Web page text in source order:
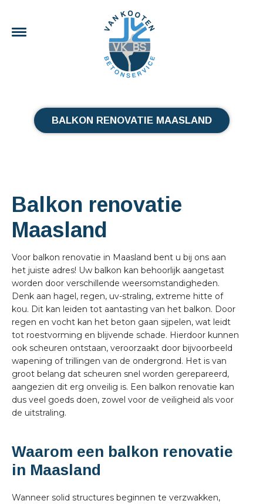
BALKON RENOVATIE MAASLAND
Balkon renovatie
Maasland
Voor balkon renovatie in Maasland bent u bij ons aan
het juiste adres! Uw balkon kan behoorlijk aangetast
worden door verschillende weersomstandigheden.
Denk aan hagel, regen, uv-straling, extreme hitte of
kou. Dit kan leiden tot aantasting van het balkon. Door
regen en vocht kan het beton gaan sijpelen, wat leidt
tot roestvorming en blijvende schade. Hierdoor kunnen
ook scheuren ontstaan, veroorzaakt door bijvoorbeeld
wapening of trillingen van de ondergrond. Het is van
groot belang dat scheuren snel worden gerepareerd,
aangezien dit erg onveilig is. Een balkon renovatie kan
dus veel goeds doen, zowel voor de veiligheid als voor
de uitstraling.
Waarom een balkon renovatie
in Maasland
Wanneer solid structures beginnen te verzwakken,